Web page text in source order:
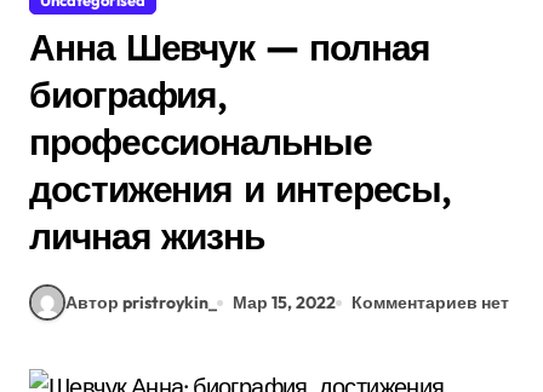
Анна Шевчук — полная
биография,
профессиональные
достижения и интересы,
личная жизнь
Автор pristroykin_ Мар 15, 2022 Комментариев нет